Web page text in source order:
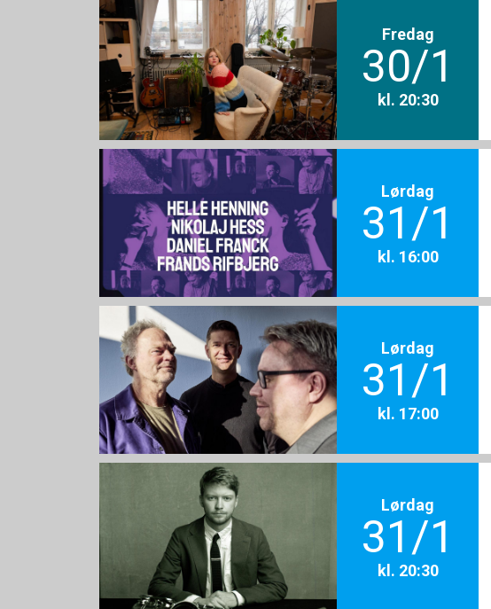
Fredag
30/1
kl. 20:30
Lørdag
31/1
kl. 16:00
Lørdag
31/1
kl. 17:00
Lørdag
31/1
kl. 20:30